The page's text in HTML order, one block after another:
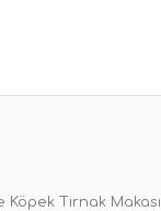
Köpek Tırnak Makası